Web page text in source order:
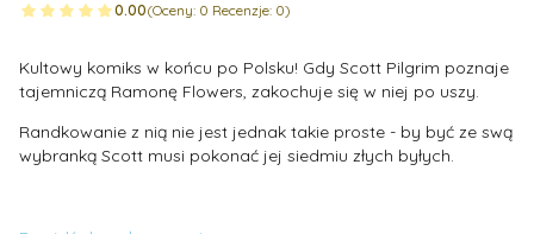
0.00(Oceny: 0 Recenzje: 0)
Kultowy komiks w końcu po Polsku! Gdy Scott Pilgrim poznaje
tajemniczą Ramonę Flowers, zakochuje się w niej po uszy.
Randkowanie z nią nie jest jednak takie proste - by być ze swą
wybranką Scott musi pokonać jej siedmiu złych byłych.